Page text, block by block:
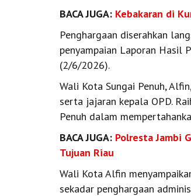
BACA JUGA: Kebakaran di
Penghargaan diserahkan
penyampaian Laporan Hasil
(2/6/2026).
Wali Kota Sungai Penuh,
serta jajaran kepala OPD.
Penuh dalam
BACA JUGA: Polresta Jambi
Tujuan Riau
Wali Kota Alfin
sekadar penghargaan